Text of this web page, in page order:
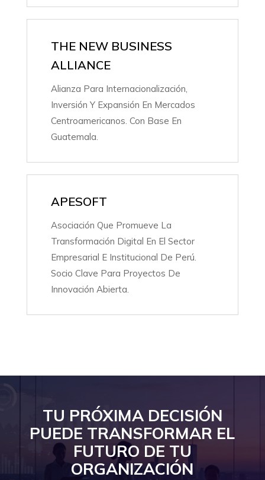
THE NEW BUSINESS
ALLIANCE
Alianza Para Internacionalización,
Inversión Y Expansión En Mercados
Centroamericanos. Con Base En
Guatemala.
APESOFT
Asociación Que Promueve La
Transformación Digital En El Sector
Empresarial E Institucional De Perú.
Socio Clave Para Proyectos De
Innovación Abierta.
TU PRÓXIMA DECISIÓN
PUEDE TRANSFORMAR EL
FUTURO DE TU
ORGANIZACIÓN